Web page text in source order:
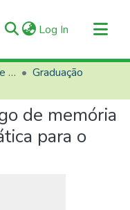
Log In (current)
Trabalhos de Conclusão de Curso (TCCs)
Graduação
de memória
para o